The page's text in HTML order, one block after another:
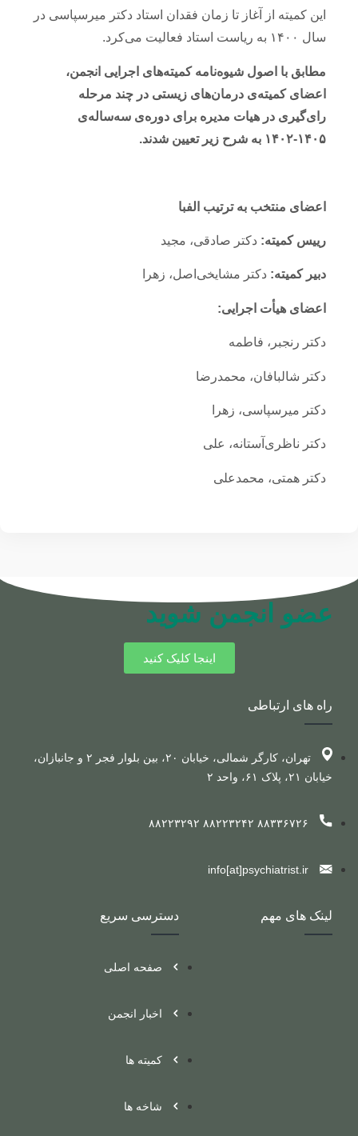
این کمیته از آغاز تا زمان فقدان استاد دکتر میرسپاسی در
سال ۱۴۰۰ به ریاست استاد فعالیت می‌کرد.
مطابق با اصول شیوه‌نامه کمیته‌های اجرایی انجمن،
اعضای کمیته‌ی درمان‌های زیستی در چند مرحله
رای‌گیری در هیات مدیره برای دوره‌ی سه‌ساله‌ی
۱۴۰۵-۱۴۰۲
به شرح زیر تعیین شدند.
اعضای منتخب به ترتیب الفبا
رییس کمیته:دکتر صادقی، مجید
دبیر کمیته:دکتر مشایخی‌اصل، زهرا
اعضای هیأت اجرایی:
دکتر رنجبر، فاطمه
دکتر شالبافان، محمدرضا
دکتر میرسپاسی، زهرا
دکتر ناظری‌آستانه، علی
دکتر همتی، محمدعلی
عضو انجمن شوید
اینجا کلیک کنید
دسترسی سریع
صفحه اصلی
اخبار انجمن
کمیته ها
شاخه ها
لینک های مهم
راه های ارتباطی
تهران، کارگر شمالی، خیابان ۲۰، بین بلوار فجر ۲ و جانبازان،
خیابان ۲۱، پلاک ۶۱، واحد ۲
۸۸۳۳۶۷۲۶ ۸۸۲۲۳۲۴۲ ۸۸۲۲۳۲۹۲
info[at]psychiatrist.ir